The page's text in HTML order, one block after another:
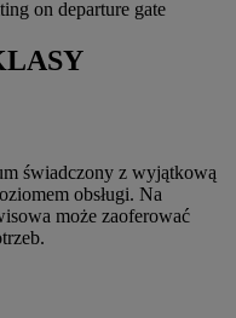
świadczony z wyjątkową
obsługi. Na
może zaoferować